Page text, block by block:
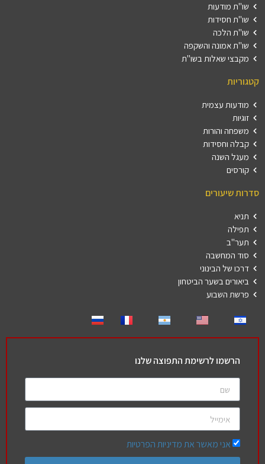
שו"ת מודעות
שו"ת חסידות
שו"ת הלכה
שו"ת אמונה והשקפה
מקבצי שאלות בשו"ת
קטגוריות
מודעות עצמית
זוגיות
משפחה והורות
קבלה וחסידות
מעגל השנה
קורסים
סדרות שיעורים
תניא
תפילה
תער"ב
סוד המחשבה
דרכו של הבינוני
ביאורים בשער הביטחון
פרשת השבוע
הרשמו לרשימת התפוצה שלנו
אני מאשר את מדיניות הפרטיות